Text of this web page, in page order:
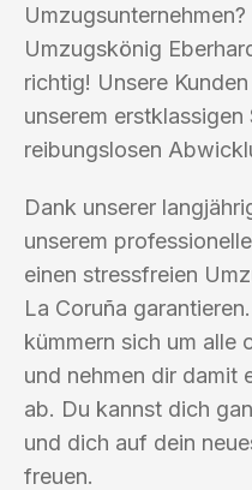
Umzugskönig
richtig! Unsere
unserem
reibungslosen
Dank unserer
unserem
einen stressfreien
La Coruña
kümmern sich um alle
und nehmen dir damit
ab. Du kannst dich
und dich auf dein
freuen.